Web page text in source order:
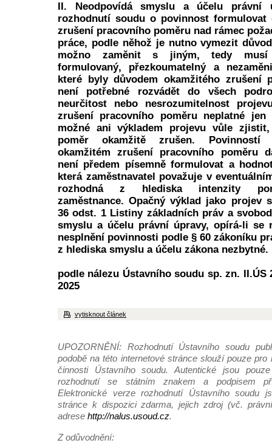
II. Neodpovídá smyslu a účelu právní
rozhodnutí soudu o povinnost formulovat
zrušení pracovního poměru nad rámec
práce, podle něhož je nutno vymezit
možno zaměnit s jiným, tedy musí
formulovaný, přezkoumatelný a
které byly důvodem okamžitého zrušení
není potřebné rozvádět do všech
neurčitost nebo nesrozumitelnost
zrušení pracovního poměru neplatné
možné ani výkladem projevu vůle
poměr okamžitě zrušen. Povinností
okamžitém zrušení pracovního poměru
není předem písemně formulovat a
která zaměstnavatel považuje v
rozhodná z hlediska intenzity
zaměstnance. Opačný výklad jako projev
36 odst. 1 Listiny základních práv a
smyslu a účelu právní úpravy, opírá-li se
nesplnění povinnosti podle § 60 zákoníku
z hlediska smyslu a účelu zákona nezbytné.
podle nálezu Ústavního soudu sp. zn. II.ÚS
2025
vytisknout článek
UPOZORNĚNÍ: Rozhodnutí Ústavního soudu
podobě na této internetové stránce slouží pouze
činnosti Ústavního soudu. Autentické jsou
rozhodnutí se státním znakem a podpisem
Elektronické verze rozhodnutí Ústavního soudu
stránce k dispozici zdarma, jejich zdroj (vč.
adrese http://nalus.usoud.cz.
Z odůvodnění: